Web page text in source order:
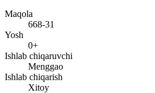
Maqola
668-31
Yosh
0+
Ishlab chiqaruvchi
Menggao
Ishlab chiqarish
Xitoy